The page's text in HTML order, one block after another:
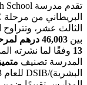
الثالث عشر، وتتراوح
بين 46,003 درهم لمرحلة ECC
13 وفقًا لما نشرته
المدرسة تصنيف